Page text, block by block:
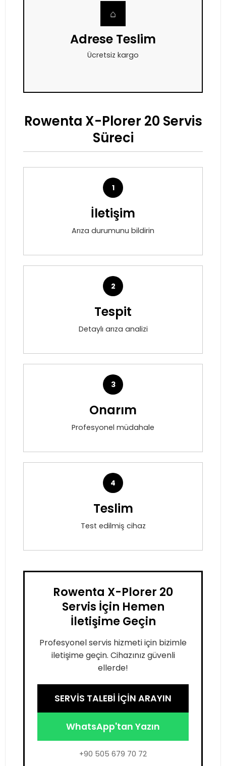
⌂
Adrese Teslim
Ücretsiz kargo
Rowenta X-Plorer 20 Servis
Süreci
1
İletişim
Arıza durumunu bildirin
2
Tespit
Detaylı arıza analizi
3
Onarım
Profesyonel müdahale
4
Teslim
Test edilmiş cihaz
Rowenta X-Plorer 20
Servis İçin Hemen
İletişime Geçin
Profesyonel servis hizmeti için bizimle
iletişime geçin. Cihazınız güvenli
ellerde!
SERVİS TALEBİ İÇİN ARAYIN
WhatsApp'tan Yazın
+90 505 679 70 72